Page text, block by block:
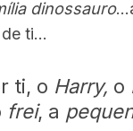
dinossauro
ti…
ti, o Harry, o
frei, a